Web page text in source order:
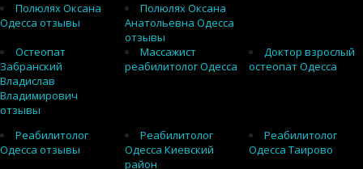
Полюлях Оксана
Одесса отзывы
Полюлях Оксана
Анатольевна Одесса
отзывы
Остеопат
Забранский
Владислав
Владимирович
отзывы
Массажист
реабилитолог Одесса
Доктор взрослый
остеопат Одесса
Реабилитолог
Одесса отзывы
Реабилитолог
Одесса Киевский
район
Реабилитолог
Одесса Таирово